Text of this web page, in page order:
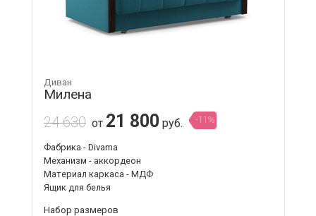
Диван
Милена
24 630 от 21 800 руб. -11%
Фабрика - Divama
Механизм - аккордеон
Материал каркаса - МДФ
Ящик для белья
Набор размеров